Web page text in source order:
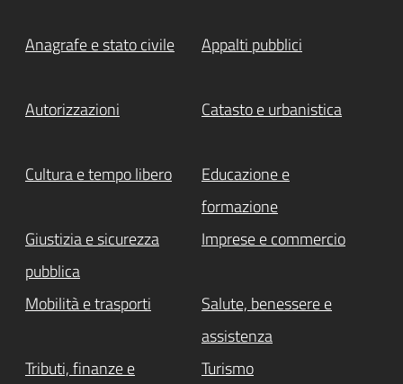
Anagrafe e stato civile Appalti pubblici
Autorizzazioni Catasto e urbanistica
Cultura e tempo libero
Educazione e
formazione
Giustizia e sicurezza
pubblica
Imprese e commercio
Mobilità e trasporti
Salute, benessere e
assistenza
Tributi, finanze e
Turismo